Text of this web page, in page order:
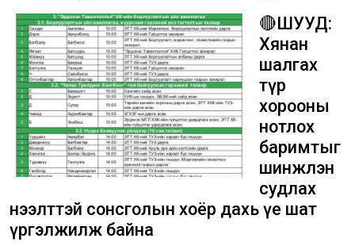
🔴ШУУД:
Хянан
шалгах
түр
хорооны
нотлох
баримтыг
шинжлэн
судлах
нээлттэй сонсголын хоёр дахь үе шат
үргэлжилж байна